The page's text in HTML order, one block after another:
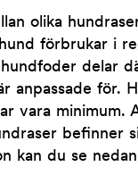
olika
förbrukar i
delar
anpassade för.
vara minimum.
befinner
kan du se